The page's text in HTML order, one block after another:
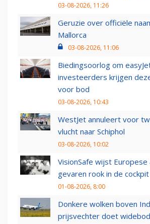
03-08-2026, 11:26
Geruzie over officiële
Mallorca
03-08-2026, 11:06
Biedingsoorlog om
investeerders krijgen
voor bod
03-08-2026, 10:43
WestJet annuleert voor
vlucht naar Schiphol
03-08-2026, 10:02
VisionSafe wijst Europese
gevaren rook in de cockpit
01-08-2026, 8:00
Donkere wolken boven
prijsvechter doet